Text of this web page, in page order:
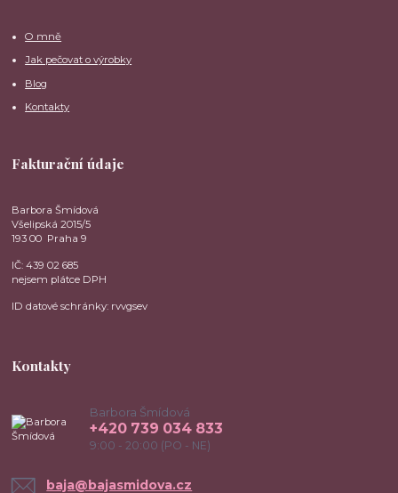
O mně
Jak pečovat o výrobky
Blog
Kontakty
Fakturační údaje
Barbora Šmídová
Všelipská 2015/5
193 00 Praha 9
IČ: 439 02 685
nejsem plátce DPH
ID datové schránky: rvvgsev
Kontakty
Barbora Šmídová
+420 739 034 833
9:00 - 20:00 (PO - NE)
baja@bajasmidova.cz